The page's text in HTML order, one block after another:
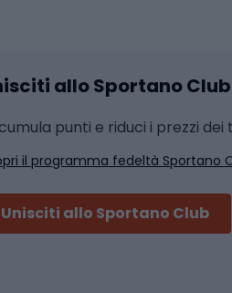
Sport con le racchette
pong
allo Sportano Club
punti e riduci i prezzi dei
il programma fedeltà Sportano
Unisciti allo Sportano Club